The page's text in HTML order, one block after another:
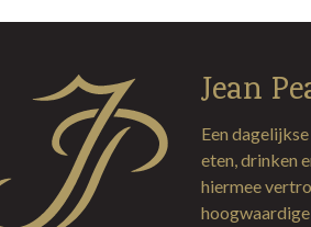
Jean
Een
eten, drinken
hiermee